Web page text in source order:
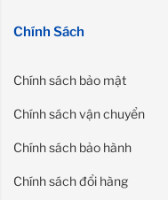
Chính Sách
Chính sách bảo mật
Chính sách vận chuyển
Chính sách bảo hành
Chính sách đổi hàng